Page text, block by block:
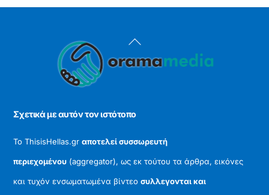
Back
To
Σχετικά με αυτόν τον ιστότοπο
Το ThisisHellas.grαποτελεί συσσωρευτή
περιεχομένου (aggregator), ως εκ τούτου τα άρθρα, εικόνες
και τυχόν ενσωματωμένα βίντεοσυλλεγονται και